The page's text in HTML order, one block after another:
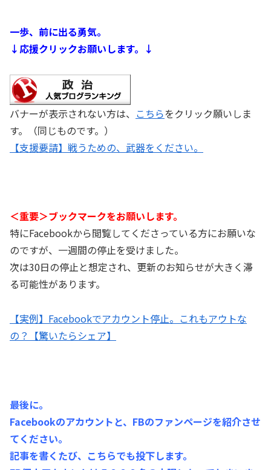
一歩、前に出る勇気。
↓応援クリックお願いします。↓
バナーが表示されない方は、 こちらをクリック願いしま
す。（同じものです。）
【支援要請】戦うための、武器をください。
＜重要＞ブックマークをお願いします。
特にFacebookから閲覧してくださっている方にお願いな
のですが、一週間の停止を受けました。
次は30日の停止と想定され、更新のお知らせが大きく滞
る可能性があります。
【実例】Facebookでアカウント停止。これもアウトな
の？【驚いたらシェア】
最後に。
Facebookのアカウントと、FBのファンページを紹介させ
てください。
記事を書くたび、こちらでも投下します。